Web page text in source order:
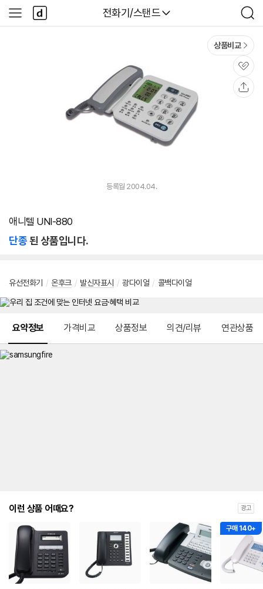
다나와
전화기/스탠드
검
색
사
이
다
나
와
상품비교
관
심
등록월 2004.04.
애니텔 UNI-880
단종된 상품입니다.
유선전화기 / 온후크 / 발신자표시 / 광다이얼 / 콜백다이얼
요약정보 가격비교 상품정보 의견/리뷰 연관상품
이런 상품 어때요? 광고
구매 140+